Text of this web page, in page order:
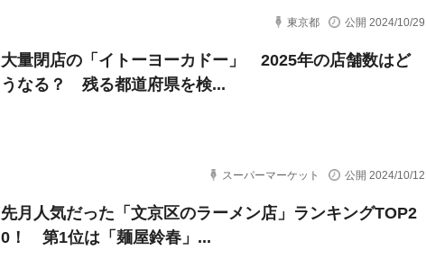
東京都 公開 2024/10/29
大量閉店の「イトーヨーカドー」 2025年の店舗数はど
うなる？ 残る都道府県を検...
スーパーマーケット 公開 2024/10/12
先月人気だった「文京区のラーメン店」ランキングTOP2
0！ 第1位は「麺屋鈴春」...